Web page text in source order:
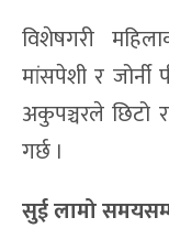
विशेषगरी
मांसपेशी र
अकुपञ्चरले छिटो
गर्छ ।
सुई लामो